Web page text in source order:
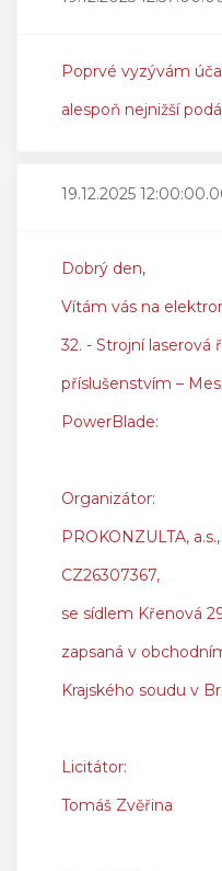
Poprvé vyzývám
alespoň nejnižší
19.12.2025
Dobrý den,
Vítám vás na
32. - Strojní laserová
příslušenstvím –
PowerBlade:
Organizátor:
PROKONZULTA,
CZ26307367,
se sídlem Křenová
zapsaná v
Krajského soudu v
Licitátor:
Tomáš Zvěřina